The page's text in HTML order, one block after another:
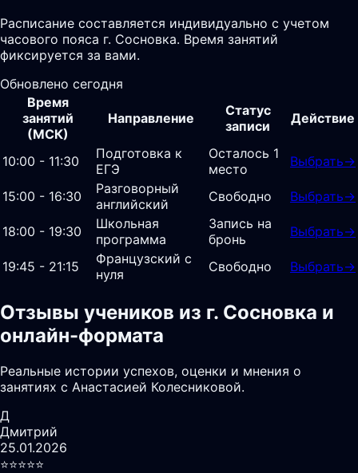
Расписание составляется индивидуально с учетом
часового пояса г. Сосновка. Время занятий
фиксируется за вами.
Обновлено сегодня
Время
занятий
(МСК)
Направление
Статус
записи
Действие
10:00 - 11:30
Подготовка к
ЕГЭ
Осталось 1
место
Выбрать→
15:00 - 16:30
Разговорный
английский
Свободно Выбрать→
18:00 - 19:30
Школьная
программа
Запись на
бронь
Выбрать→
19:45 - 21:15
Французский с
нуля
Свободно Выбрать→
Отзывы учеников из г. Сосновка и
онлайн-формата
Реальные истории успехов, оценки и мнения о
занятиях с Анастасией Колесниковой.
Д
Дмитрий
25.01.2026
⭐️⭐️⭐️⭐️⭐️